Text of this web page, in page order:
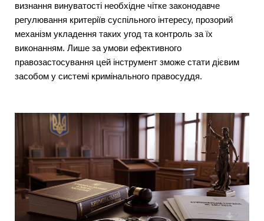
визнання винуватості необхідне чітке законодавче
регулювання критеріїв суспільного інтересу, прозорий
механізм укладення таких угод та контроль за їх
виконанням. Лише за умови ефективного
правозастосування цей інструмент зможе стати дієвим
засобом у системі кримінального правосуддя.